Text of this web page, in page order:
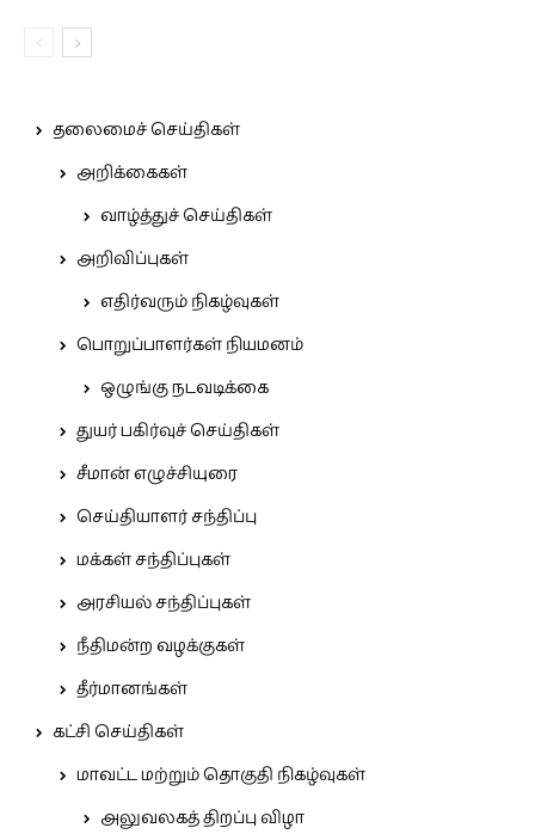
தலைமைச் செய்திகள்
அறிக்கைகள்
வாழ்த்துச் செய்திகள்
அறிவிப்புகள்
எதிர்வரும் நிகழ்வுகள்
பொறுப்பாளர்கள் நியமனம்
ஒழுங்கு நடவடிக்கை
துயர் பகிர்வுச் செய்திகள்
சீமான் எழுச்சியுரை
செய்தியாளர் சந்திப்பு
மக்கள் சந்திப்புகள்
அரசியல் சந்திப்புகள்
நீதிமன்ற வழக்குகள்
தீர்மானங்கள்
கட்சி செய்திகள்
மாவட்ட மற்றும் தொகுதி நிகழ்வுகள்
அலுவலகத் திறப்பு விழா